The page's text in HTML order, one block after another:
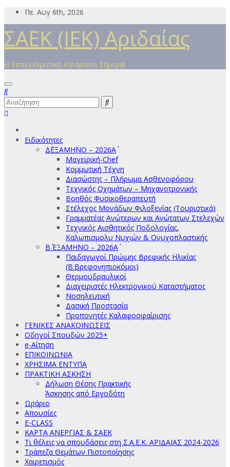
Μετάβαση
περιεχόμενο
Πε. Αυγ 6th, 2026
ΣΑΕΚ (ΙΕΚ) Αριδαίας
Η Επαγγελματική Κατάρτιση Σήμερα!
Ειδικότητες
Δ΄ΕΞΑΜΗΝΟ – 2026Α΄
Μαγειρική-Chef
Κομμωτική Τέχνη
Διασώστης – Πλήρωμα Ασθενοφόρου
Τεχνικός Οχημάτων – Μηχανοτρονικής
Βοηθός Φυσικοθεραπευτή
Στέλεχος Μονάδων Φιλοξενίας (Τουριστικά)
Γραμματέας Ανώτερων και Ανώτατων Στελεχών
Τεχνικός Αισθητικός Ποδολογίας,
Καλωπισμολυ Νυχιών & Ονυχοπλαστικής
Β΄ ΕΞΑΜΗΝΟ – 2026Α΄
Παιδαγωγοί Πρώιμης Βρεφικής Ηλικίας
(Β.Βρεφονηπιοκόμοι)
Θερμοϋδραυλικοί
Διαχειριστές Ηλεκτρονικού Καταστήματος
Νοσηλευτική
Δασική Προστασία
Προπονητές Καλαφοσφαίρισης
ΓΕΝΙΚΕΣ ΑΝΑΚΟΙΝΩΣΕΙΣ
Οδηγοί Σπουδών 2025+
e-Αίτηση
ΕΠΙΚΟΙΝΩΝΙΑ
ΧΡΗΣΙΜΑ ΕΝΤΥΠΑ
ΠΡΑΚΤΙΚΗ ΑΣΚΗΣΗ
Δήλωση Θέσης Πρακτικής
Άσκησης από Εργοδότη
Ωράριο
Απουσίες
E-CLASS
ΚΑΡΤΑ ΑΝΕΡΓΙΑΣ & ΣΑΕΚ
Τι θέλεις να σπουδάσεις στη Σ.Α.Ε.Κ. ΑΡΙΔΑΙΑΣ 2024-2026
Τράπεζα Θεμάτων Πιστοποίησης
Χαιρετισμός